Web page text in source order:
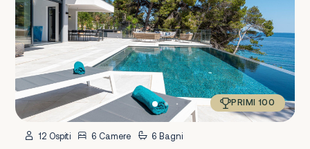
PRIMI 100
12 Ospiti 6 Camere 6 Bagni